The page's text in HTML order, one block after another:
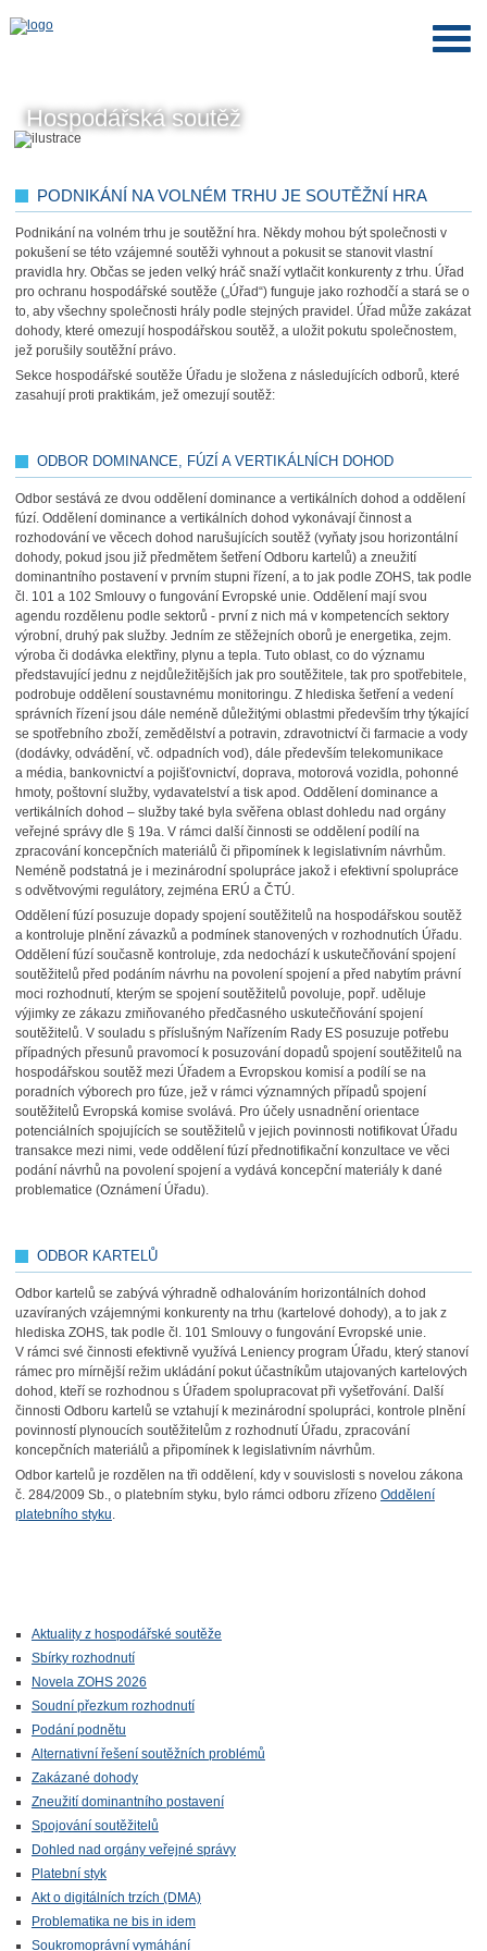
Hospodářská soutěž
PODNIKÁNÍ NA VOLNÉM TRHU JE SOUTĚŽNÍ HRA
Podnikání na volném trhu je soutěžní hra. Někdy mohou být společnosti v
pokušení se této vzájemné soutěži vyhnout a pokusit se stanovit vlastní
pravidla hry. Občas se jeden velký hráč snaží vytlačit konkurenty z trhu. Úřad
pro ochranu hospodářské soutěže („Úřad“) funguje jako rozhodčí a stará se o
to, aby všechny společnosti hrály podle stejných pravidel. Úřad může zakázat
dohody, které omezují hospodářskou soutěž, a uložit pokutu společnostem,
jež porušily soutěžní právo.
Sekce hospodářské soutěže Úřadu je složena z následujících odborů, které
zasahují proti praktikám, jež omezují soutěž:
ODBOR DOMINANCE, FÚZÍ A VERTIKÁLNÍCH DOHOD
Odbor sestává ze dvou oddělení dominance a vertikálních dohod a oddělení
fúzí. Oddělení dominance a vertikálních dohod vykonávají činnost a
rozhodování ve věcech dohod narušujících soutěž (vyňaty jsou horizontální
dohody, pokud jsou již předmětem šetření Odboru kartelů) a zneužití
dominantního postavení v prvním stupni řízení, a to jak podle ZOHS, tak podle
čl. 101 a 102 Smlouvy o fungování Evropské unie. Oddělení mají svou
agendu rozdělenu podle sektorů - první z nich má v kompetencích sektory
výrobní, druhý pak služby. Jedním ze stěžejních oborů je energetika, zejm.
výroba či dodávka elektřiny, plynu a tepla. Tuto oblast, co do významu
představující jednu z nejdůležitějších jak pro soutěžitele, tak pro spotřebitele,
podrobuje oddělení soustavnému monitoringu. Z hlediska šetření a vedení
správních řízení jsou dále neméně důležitými oblastmi především trhy týkající
se spotřebního zboží, zemědělství a potravin, zdravotnictví či farmacie a vody
(dodávky, odvádění, vč. odpadních vod), dále především telekomunikace
a média, bankovnictví a pojišťovnictví, doprava, motorová vozidla, pohonné
hmoty, poštovní služby, vydavatelství a tisk apod. Oddělení dominance a
vertikálních dohod – služby také byla svěřena oblast dohledu nad orgány
veřejné správy dle § 19a. V rámci další činnosti se oddělení podílí na
zpracování koncepčních materiálů či připomínek k legislativním návrhům.
Neméně podstatná je i mezinárodní spolupráce jakož i efektivní spolupráce
s odvětvovými regulátory, zejména ERÚ a ČTÚ.
Oddělení fúzí posuzuje dopady spojení soutěžitelů na hospodářskou soutěž
a kontroluje plnění závazků a podmínek stanovených v rozhodnutích Úřadu.
Oddělení fúzí současně kontroluje, zda nedochází k uskutečňování spojení
soutěžitelů před podáním návrhu na povolení spojení a před nabytím právní
moci rozhodnutí, kterým se spojení soutěžitelů povoluje, popř. uděluje
výjimky ze zákazu zmiňovaného předčasného uskutečňování spojení
soutěžitelů. V souladu s příslušným Nařízením Rady ES posuzuje potřebu
případných přesunů pravomocí k posuzování dopadů spojení soutěžitelů na
hospodářskou soutěž mezi Úřadem a Evropskou komisí a podílí se na
poradních výborech pro fúze, jež v rámci významných případů spojení
soutěžitelů Evropská komise svolává. Pro účely usnadnění orientace
potenciálních spojujících se soutěžitelů v jejich povinnosti notifikovat Úřadu
transakce mezi nimi, vede oddělení fúzí přednotifikační konzultace ve věci
podání návrhů na povolení spojení a vydává koncepční materiály k dané
problematice (Oznámení Úřadu).
ODBOR KARTELŮ
Odbor kartelů se zabývá výhradně odhalováním horizontálních dohod
uzavíraných vzájemnými konkurenty na trhu (kartelové dohody), a to jak z
hlediska ZOHS, tak podle čl. 101 Smlouvy o fungování Evropské unie.
V rámci své činnosti efektivně využívá Leniency program Úřadu, který stanoví
rámec pro mírnější režim ukládání pokut účastníkům utajovaných kartelových
dohod, kteří se rozhodnou s Úřadem spolupracovat při vyšetřování. Další
činnosti Odboru kartelů se vztahují k mezinárodní spolupráci, kontrole plnění
povinností plynoucích soutěžitelům z rozhodnutí Úřadu, zpracování
koncepčních materiálů a připomínek k legislativním návrhům.
Odbor kartelů je rozdělen na tři oddělení, kdy v souvislosti s novelou zákona
č. 284/2009 Sb., o platebním styku, bylo rámci odboru zřízeno Oddělení
platebního styku.
Aktuality z hospodářské soutěže
Sbírky rozhodnutí
Novela ZOHS 2026
Soudní přezkum rozhodnutí
Podání podnětu
Alternativní řešení soutěžních problémů
Zakázané dohody
Zneužití dominantního postavení
Spojování soutěžitelů
Dohled nad orgány veřejné správy
Platební styk
Akt o digitálních trzích (DMA)
Problematika ne bis in idem
Soukromoprávní vymáhání